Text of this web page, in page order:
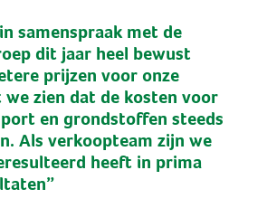
samenspraak met de
dit jaar heel bewust
prijzen voor onze
zien dat de kosten voor
en grondstoffen steeds
Als verkoopteam zijn we
heeft in prima